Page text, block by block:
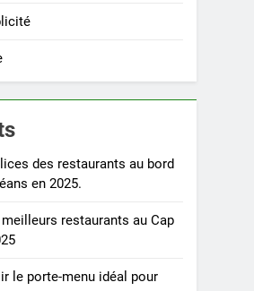
des restaurants au bord
en 2025.
restaurants au Cap
le porte-menu idéal pour